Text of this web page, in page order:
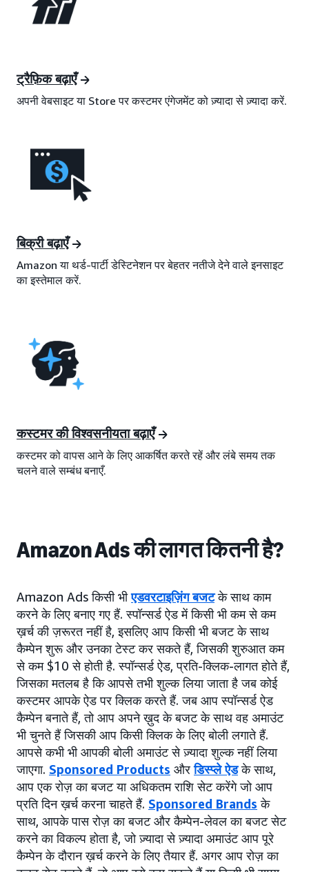
ट्रैफ़िक बढ़ाएँ
अपनी वेबसाइट या Store पर कस्टमर एंगेजमेंट को ज़्यादा से ज़्यादा करें.
बिक्री बढ़ाएँ
Amazon या थर्ड-पार्टी डेस्टिनेशन पर बेहतर नतीजे देने वाले इनसाइट
का इस्तेमाल करें.
कस्टमर की विश्वसनीयता बढ़ाएँ
कस्टमर को वापस आने के लिए आकर्षित करते रहें और लंबे समय तक
चलने वाले सम्बंध बनाएँ.
Amazon Ads की लागत कितनी है?
Amazon Ads किसी भीएडवरटाइज़िंग बजटके साथ काम
करने के लिए बनाए गए हैं. स्पॉन्सर्ड ऐड में किसी भी कम से कम
ख़र्च की ज़रूरत नहीं है, इसलिए आप किसी भी बजट के साथ
कैम्पेन शुरू और उनका टेस्ट कर सकते हैं, जिसकी शुरुआत कम
से कम $10 से होती है. स्पॉन्सर्ड ऐड, प्रति-क्लिक-लागत होते हैं,
जिसका मतलब है कि आपसे तभी शुल्क लिया जाता है जब कोई
कस्टमर आपके ऐड पर क्लिक करते हैं. जब आप स्पॉन्सर्ड ऐड
कैम्पेन बनाते हैं, तो आप अपने ख़ुद के बजट के साथ वह अमाउंट
भी चुनते हैं जिसकी आप किसी क्लिक के लिए बोली लगाते हैं.
आपसे कभी भी आपकी बोली अमाउंट से ज़्यादा शुल्क नहीं लिया
जाएगा. Sponsored Products औरडिस्प्ले ऐडके साथ,
आप एक रोज़ का बजट या अधिकतम राशि सेट करेंगे जो आप
प्रति दिन ख़र्च करना चाहते हैं. Sponsored Brands के
साथ, आपके पास रोज़ का बजट और कैम्पेन-लेवल का बजट सेट
करने का विकल्प होता है, जो ज़्यादा से ज़्यादा अमाउंट आप पूरे
कैम्पेन के दौरान ख़र्च करने के लिए तैयार हैं. अगर आप रोज़ का